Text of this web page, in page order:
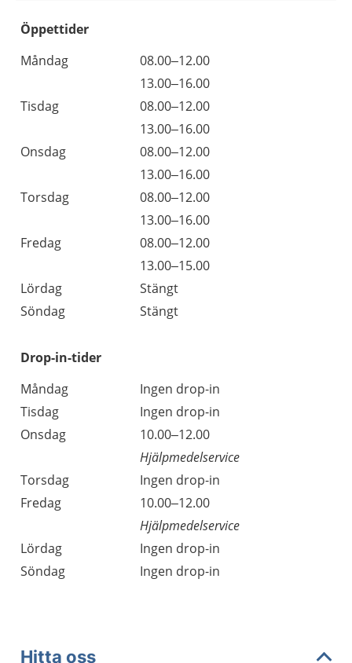
Öppettider
Dag
Öppettider
Kommentarer
Måndag
08.00–12.00
13.00–16.00
Tisdag
08.00–12.00
13.00–16.00
Onsdag
08.00–12.00
13.00–16.00
Torsdag
08.00–12.00
13.00–16.00
Fredag
08.00–12.00
13.00–15.00
Lördag
Stängt
Söndag
Stängt
Drop-in-tider
Måndag
Ingen drop-in
Tisdag
Ingen drop-in
Onsdag
10.00–12.00
Hjälpmedelservice
Torsdag
Ingen drop-in
Fredag
10.00–12.00
Hjälpmedelservice
Lördag
Ingen drop-in
Söndag
Ingen drop-in
Hitta oss